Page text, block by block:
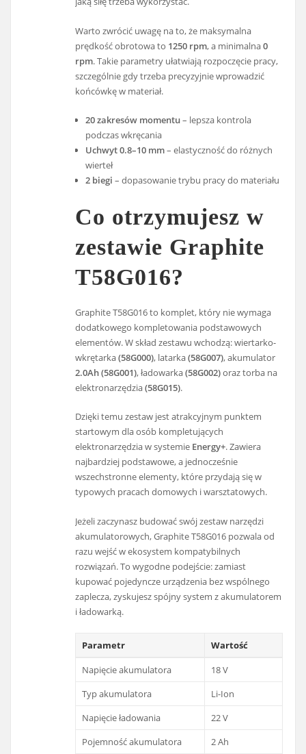
Warto zwrócić uwagę na to, że maksymalna
prędkość obrotowa to 1250 rpm, a minimalna0
rpm. Takie parametry ułatwiają rozpoczęcie pracy,
szczególnie gdy trzeba precyzyjnie wprowadzić
końcówkę w materiał.
20 zakresów momentu– lepsza kontrola
podczas wkręcania
Uchwyt 0.8–10 mm– elastyczność do różnych
wierteł
2 biegi – dopasowanie trybu pracy do materiału
Co otrzymujesz w
zestawie Graphite
T58G016?
Graphite T58G016 to komplet, który nie wymaga
dodatkowego kompletowania podstawowych
elementów. W skład zestawu wchodzą: wiertarko-
wkrętarka(58G000), latarka(58G007), akumulator
2.0Ah (58G001), ładowarka(58G002)oraz torba na
elektronarzędzia(58G015).
Dzięki temu zestaw jest atrakcyjnym punktem
startowym dla osób kompletujących
elektronarzędzia w systemie Energy+. Zawiera
najbardziej podstawowe, a jednocześnie
wszechstronne elementy, które przydają się w
typowych pracach domowych i warsztatowych.
Jeżeli zaczynasz budować swój zestaw narzędzi
akumulatorowych, Graphite T58G016 pozwala od
razu wejść w ekosystem kompatybilnych
rozwiązań. To wygodne podejście: zamiast
kupować pojedyncze urządzenia bez wspólnego
zaplecza, zyskujesz spójny system z akumulatorem
i ładowarką.
Parametr
Wartość
Napięcie akumulatora
18 V
Typ akumulatora
Li-Ion
Napięcie ładowania
22 V
Pojemność akumulatora
2 Ah